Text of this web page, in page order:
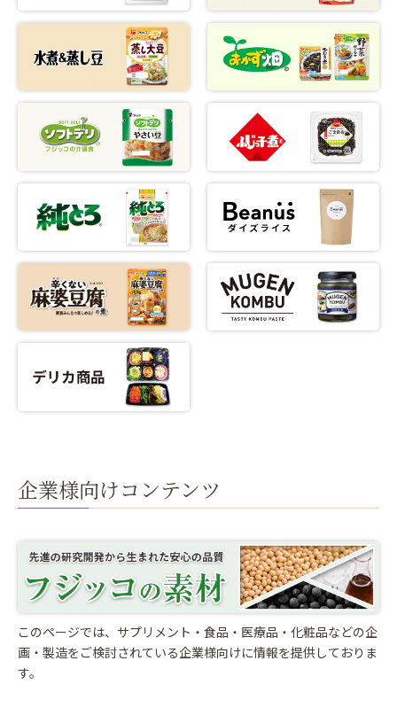
企業様向けコンテンツ
このページでは、サプリメント・食品・医療品・化粧品などの企
画・製造をご検討されている企業様向けに情報を提供しておりま
す。